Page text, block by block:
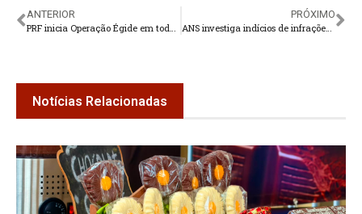
ANTERIOR
PRF inicia Operação Égide em todo o estado
PRÓXIMO
ANS investiga indícios de infrações cometidas pela Prevent Senior
Notícias Relacionadas